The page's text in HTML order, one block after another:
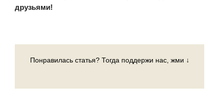
друзьями!
Понравилась статья? Тогда поддержи нас, жми ↓